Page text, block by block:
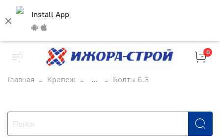
Install App
0
Главная Крепеж ... Болты 6.3